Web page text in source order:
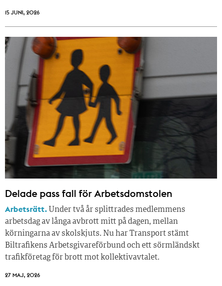
15 JUNI, 2026
Delade pass fall för Arbetsdomstolen
Arbetsrätt. Under två år splittrades medlemmens
arbetsdag av långa avbrott mitt på dagen, mellan
körningarna av skolskjuts. Nu har Transport stämt
Biltrafikens Arbetsgivareförbund och ett sörmländskt
trafikföretag för brott mot kollektivavtalet.
27 MAJ, 2026